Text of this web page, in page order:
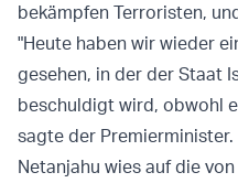
bekämpfen Terroristen,
"Heute haben wir wieder
gesehen, in der der Staat
beschuldigt wird, obwohl
sagte der Premierminister.
Netanjahu wies auf die